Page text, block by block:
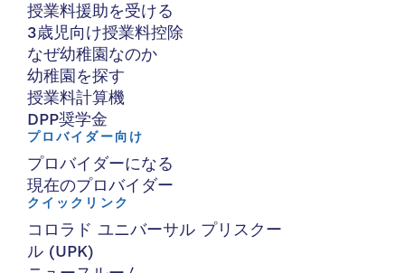
授業料援助を受ける
3歳児向け授業料控除
なぜ幼稚園なのか
幼稚園を探す
授業料計算機
DPP奨学金
プロバイダー向け
プロバイダーになる
現在のプロバイダー
クイックリンク
コロラド ユニバーサル プリスクー
ル (UPK)